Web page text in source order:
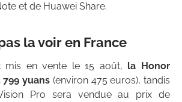
et de Huawei Share.
la voir en France
mis en vente le 15 août, la Honor
yuans (environ 475 euros), tandis
Pro sera vendue au prix de